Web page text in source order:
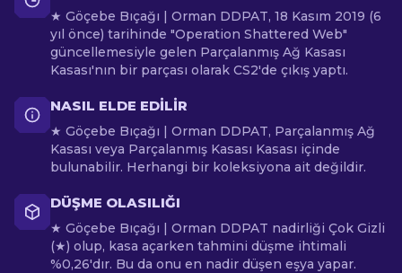
★ Göçebe Bıçağı | Orman DDPAT, 18 Kasım 2019 (6
yıl önce) tarihinde "Operation Shattered Web"
güncellemesiyle gelen Parçalanmış Ağ Kasası
Kasası'nın bir parçası olarak CS2'de çıkış yaptı.
NASIL ELDE EDILIR
★ Göçebe Bıçağı | Orman DDPAT, Parçalanmış Ağ
Kasası veya Parçalanmış Kasası Kasası içinde
bulunabilir. Herhangi bir koleksiyona ait değildir.
DÜŞME OLASILIĞI
★ Göçebe Bıçağı | Orman DDPAT nadirliği Çok Gizli
(★) olup, kasa açarken tahmini düşme ihtimali
%0,26'dır. Bu da onu en nadir düşen eşya yapar.